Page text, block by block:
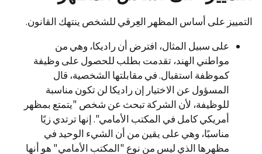
التمييز على أساس المظهر العِرقي للشخص ينتهك القانون.
على سبيل المثال، افترض أن راديكا، وهي من
مواطني الهند، تقدمت بطلب للحصول على وظيفة
كموظفة استقبال. في مقابلتها الشخصية، قال
المسؤول عن الاختيار إن راديكا لن تكون مناسبة
للوظيفة، لأن الشركة تبحث عن شخص "يتمتع بمظهر
أمريكي كامل في المكتب الأمامي". إنها ترتدي زيًا
مناسبًا، وهي على يقين من أن الشيء الوحيد في
مظهرها الذي ليس من نوع "المكتب الأمامي" هو أنها